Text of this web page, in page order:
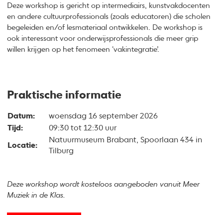
Deze workshop is gericht op intermediairs, kunstvakdocenten
en andere cultuurprofessionals (zoals educatoren) die scholen
begeleiden en/of lesmateriaal ontwikkelen. De workshop is
ook interessant voor onderwijsprofessionals die meer grip
willen krijgen op het fenomeen ‘vakintegratie’.
Praktische informatie
Datum:
woensdag 16 september 2026
Tijd:
09:30 tot 12:30 uur
Locatie:
Natuurmuseum Brabant, Spoorlaan 434 in
Tilburg
Deze workshop wordt kosteloos aangeboden vanuit Meer
Muziek in de Klas.